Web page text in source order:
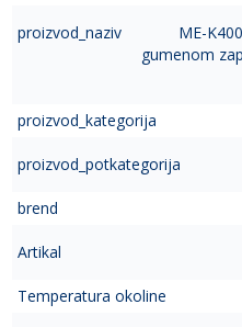
proizvod_naziv
ME-
gumenom
proizvod_kategorija
proizvod_potkategorija
brend
Artikal
Temperatura okoline